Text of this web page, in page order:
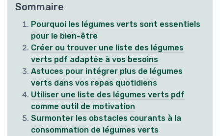
Sommaire
Pourquoi les légumes verts sont essentiels
pour le bien-être
Créer ou trouver une liste des légumes
verts pdf adaptée à vos besoins
Astuces pour intégrer plus de légumes
verts dans vos repas quotidiens
Utiliser une liste des légumes verts pdf
comme outil de motivation
Surmonter les obstacles courants à la
consommation de légumes verts